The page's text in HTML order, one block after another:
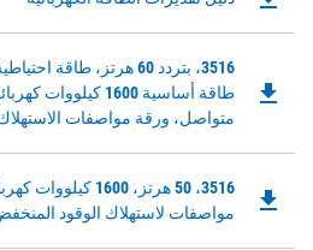
Tab
متواصل، ورقة مواصفات
Downloadable
PDF
New
file_download
مواصفات لاستهلاك الوقود
Downloadable
PDF
file_download